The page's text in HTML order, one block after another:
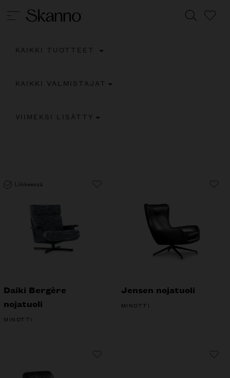
KAIKKI TUOTTEET
KAIKKI VALMISTAJAT
VIIMEKSI LISÄTTY
Liikkeessä
Daiki Bergère
nojatuoli
MINOTTI
Jensen nojatuoli
MINOTTI